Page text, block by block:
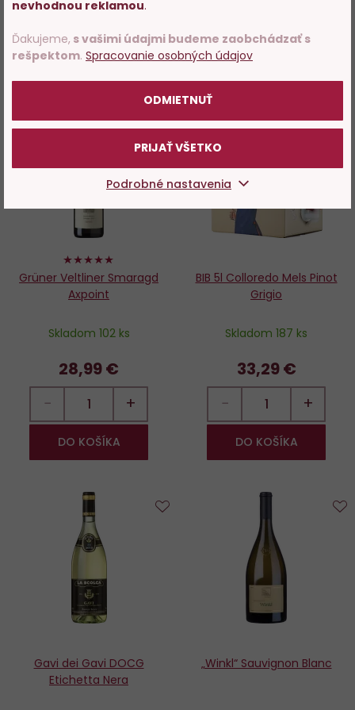
Mohlo by sa vám tiež páčiť
100%
Grüner Veltliner Smaragd
Axpoint
Skladom 102 ks
28,99 €
− +
DO KOŠÍKA
Do
BIB 5l Colloredo Mels Pinot
Grigio
Skladom 187 ks
33,29 €
− +
DO KOŠÍKA
Gavi dei Gavi DOCG
Etichetta Nera
„Winkl“ Sauvignon Blanc
nevhodnou reklamou.
Ďakujeme, s vašimi údajmi budeme zaobchádzať s
rešpektom. Spracovanie osobných údajov
ODMIETNUŤ
PRIJAŤ VŠETKO
Podrobné nastavenia